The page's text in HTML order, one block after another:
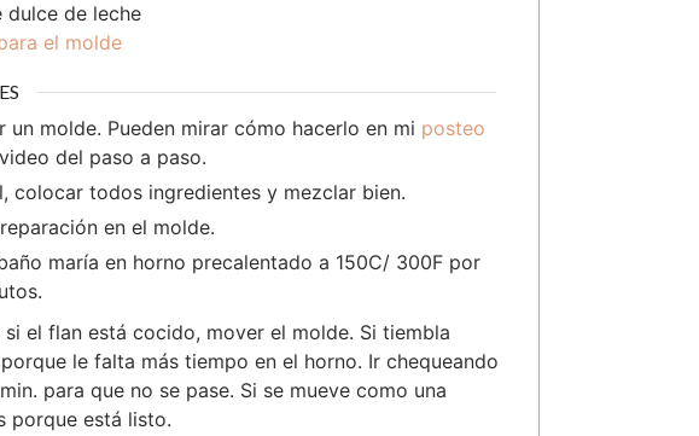
dulce de leche
el molde
un molde. Pueden mirar cómo hacerlo en mi posteo
del paso a paso.
colocar todos ingredientes y mezclar bien.
en el molde.
maría en horno precalentado a 150C/ 300F por
si el flan está cocido, mover el molde. Si tiembla
le falta más tiempo en el horno. Ir chequeando
para que no se pase. Si se mueve como una
porque está listo.